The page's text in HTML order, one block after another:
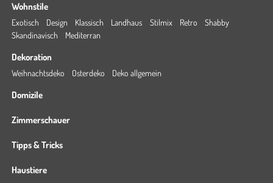
Wohnstile
Exotisch Design Klassisch Landhaus Stilmix Retro
Shabby
Skandinavisch
Mediterran
Dekoration
Weihnachtsdeko Osterdeko Deko allgemein
Domizile
Zimmerschauer
Tipps & Tricks
Haustiere